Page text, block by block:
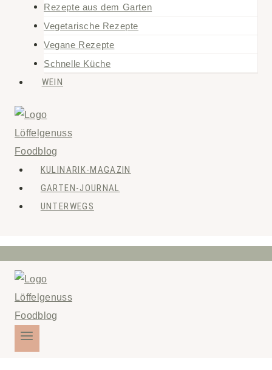
Rezepte aus dem Garten
Vegetarische Rezepte
Vegane Rezepte
Schnelle Küche
WEIN
KULINARIK-MAGAZIN
GARTEN-JOURNAL
UNTERWEGS